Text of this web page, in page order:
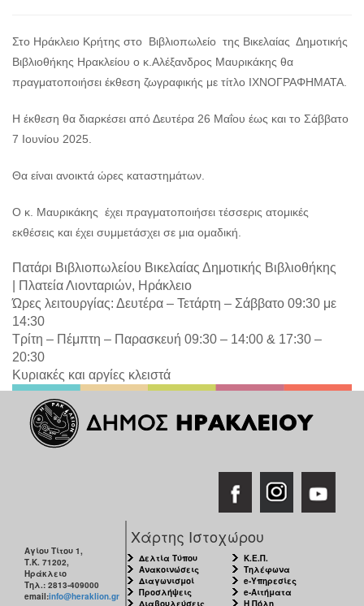
Στο Ηράκλειο Κρήτης στο Βιβλιοπωλείο της Βικελαίας Δημοτικής
Βιβλιοθήκης Ηρακλείου ο κ.Αλέξανδρος Μαυρικάκης θα
πραγματοποιήσει έκθεση ζωγραφικής με τίτλο ΙΧΝΟΓΡΑΦΗΜΑΤΑ.
Η έκθεση θα διαρκέσει από Δευτέρα 26 Μαΐου έως και το Σάββατο
7 Ιουνίου 2025.
Θα είναι ανοικτά ώρες καταστημάτων.
Ο κ. Μαυρικάκης έχει πραγματοποιήσει τέσσερις ατομικές
εκθέσεις και έχει συμμετάσχει σε μια ομαδική.
Πατάρι Βιβλιοπωλείου Βικελαίας Δημοτικής Βιβλιοθήκης
Πλατεία Λιονταριών, Ηράκλειο
Ώρες λειτουργίας: Δευτέρα – Τετάρτη – Σάββατο 09:30 με
14:30
Τρίτη – Πέμπτη – Παρασκευή 09:30 – 14:00 & 17:30 –
20:30
Κυριακές και αργίες κλειστά
Αγίου Τίτου 1,
Τ.Κ. 71202,
Ηράκλειο
Τηλ.: 2813-409000
email:info@heraklion.gr
Χάρτης Ιστοχώρου
Δελτία Τύπου
Ανακοινώσεις
Διαγωνισμοί
Προσλήψεις
Διαβουλεύσεις
Κ.Ε.Π.
Τηλέφωνα
e-Υπηρεσίες
e-Αιτήματα
Η Πόλη